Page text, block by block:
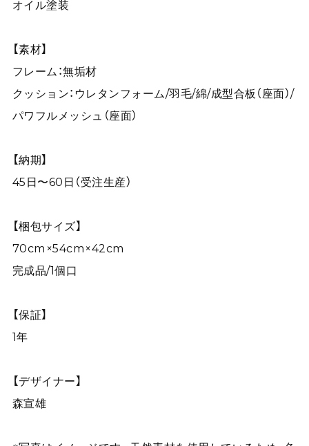
オイル塗装
【素材】
フレーム：無垢材
クッション：ウレタンフォーム/羽毛/綿/成型合板（座面）/
パワフルメッシュ（座面）
【納期】
45日〜60日（受注生産）
【梱包サイズ】
70cm×54cm×42cm
完成品/1個口
【保証】
1年
【デザイナー】
森宣雄